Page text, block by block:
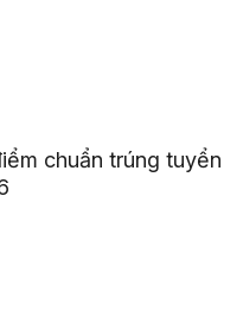
chuẩn trúng tuyển